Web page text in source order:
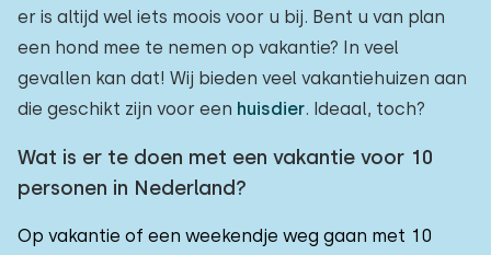
er is altijd wel iets moois voor u bij. Bent u van plan
een hond mee te nemen op vakantie? In veel
gevallen kan dat! Wij bieden veel vakantiehuizen aan
die geschikt zijn voor een huisdier. Ideaal, toch?
Wat is er te doen met een vakantie voor 10
personen in Nederland?
Op vakantie of een weekendje weg gaan met 10